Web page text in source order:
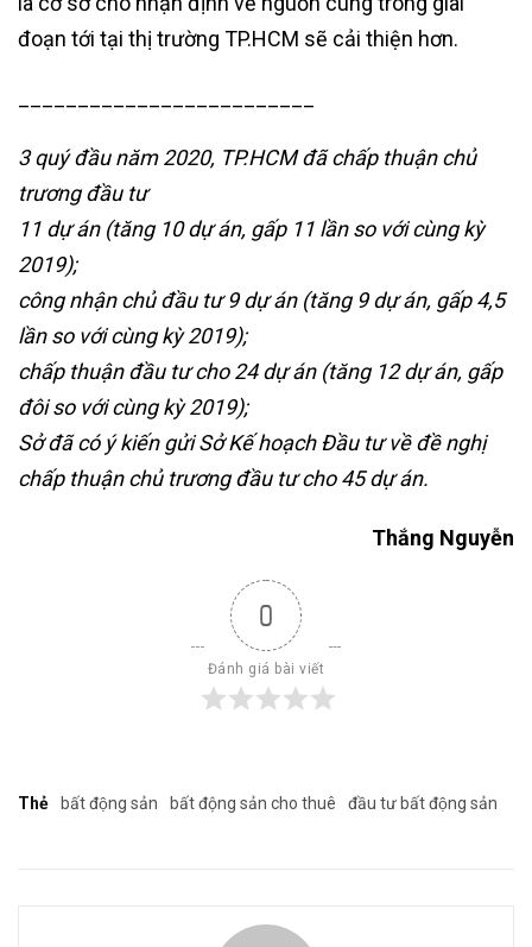
đoạn tới tại thị trường TP.HCM sẽ cải thiện hơn.
3 quý đầu năm 2020, TP.HCM đã chấp thuận chủ
trương đầu tư
11 dự án (tăng 10 dự án, gấp 11 lần so với cùng kỳ
2019);
công nhận chủ đầu tư 9 dự án (tăng 9 dự án, gấp 4,5
lần so với cùng kỳ 2019);
chấp thuận đầu tư cho 24 dự án (tăng 12 dự án, gấp
đôi so với cùng kỳ 2019);
Sở đã có ý kiến gửi Sở Kế hoạch Đầu tư về đề nghị
chấp thuận chủ trương đầu tư cho 45 dự án.
Thắng Nguyễn
0
Đánh giá bài viết
Thẻ bất động sản bất động sản cho thuê đầu tư bất động sản